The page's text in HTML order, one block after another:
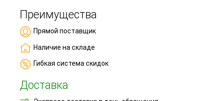
Преимущества
Прямой поставщик
Наличие на складе
Гибкая система скидок
Доставка